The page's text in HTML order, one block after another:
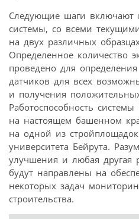
Следующие шаги включают
системы, со всеми
на двух различных
Определенное количество
проведено для
датчиков для всех
и получения
Работоспособность
на настоящем башенном
на одной из
университета Бейрута.
улучшения и любая другая
будут направлены на
некоторых задач
строительства.